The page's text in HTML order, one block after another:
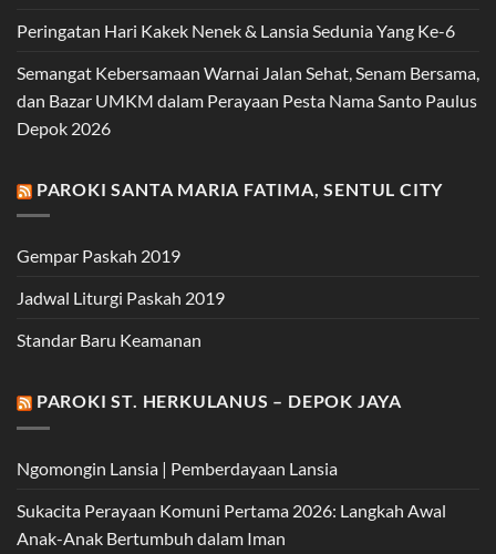
Peringatan Hari Kakek Nenek & Lansia Sedunia Yang Ke-6
Semangat Kebersamaan Warnai Jalan Sehat, Senam Bersama,
dan Bazar UMKM dalam Perayaan Pesta Nama Santo Paulus
Depok 2026
PAROKI SANTA MARIA FATIMA, SENTUL CITY
Gempar Paskah 2019
Jadwal Liturgi Paskah 2019
Standar Baru Keamanan
PAROKI ST. HERKULANUS – DEPOK JAYA
Ngomongin Lansia | Pemberdayaan Lansia
Sukacita Perayaan Komuni Pertama 2026: Langkah Awal
Anak-Anak Bertumbuh dalam Iman